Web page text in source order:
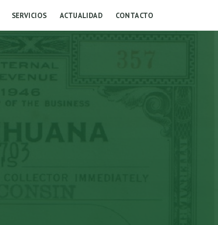
SERVICIOS ACTUALIDAD CONTACTO